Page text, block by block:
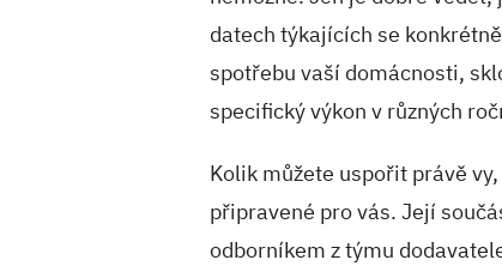
datech týkajících se
spotřebu vaší domácnosti,
specifický výkon v různých
Kolik můžete uspořit právě
připravené pro vás. Její
odborníkem z týmu